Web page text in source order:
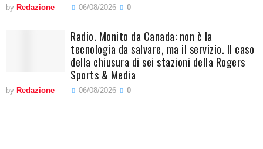
by Redazione 06/08/2026 0
Radio. Monito da Canada: non è la
tecnologia da salvare, ma il servizio. Il caso
della chiusura di sei stazioni della Rogers
Sports & Media
by Redazione 06/08/2026 0